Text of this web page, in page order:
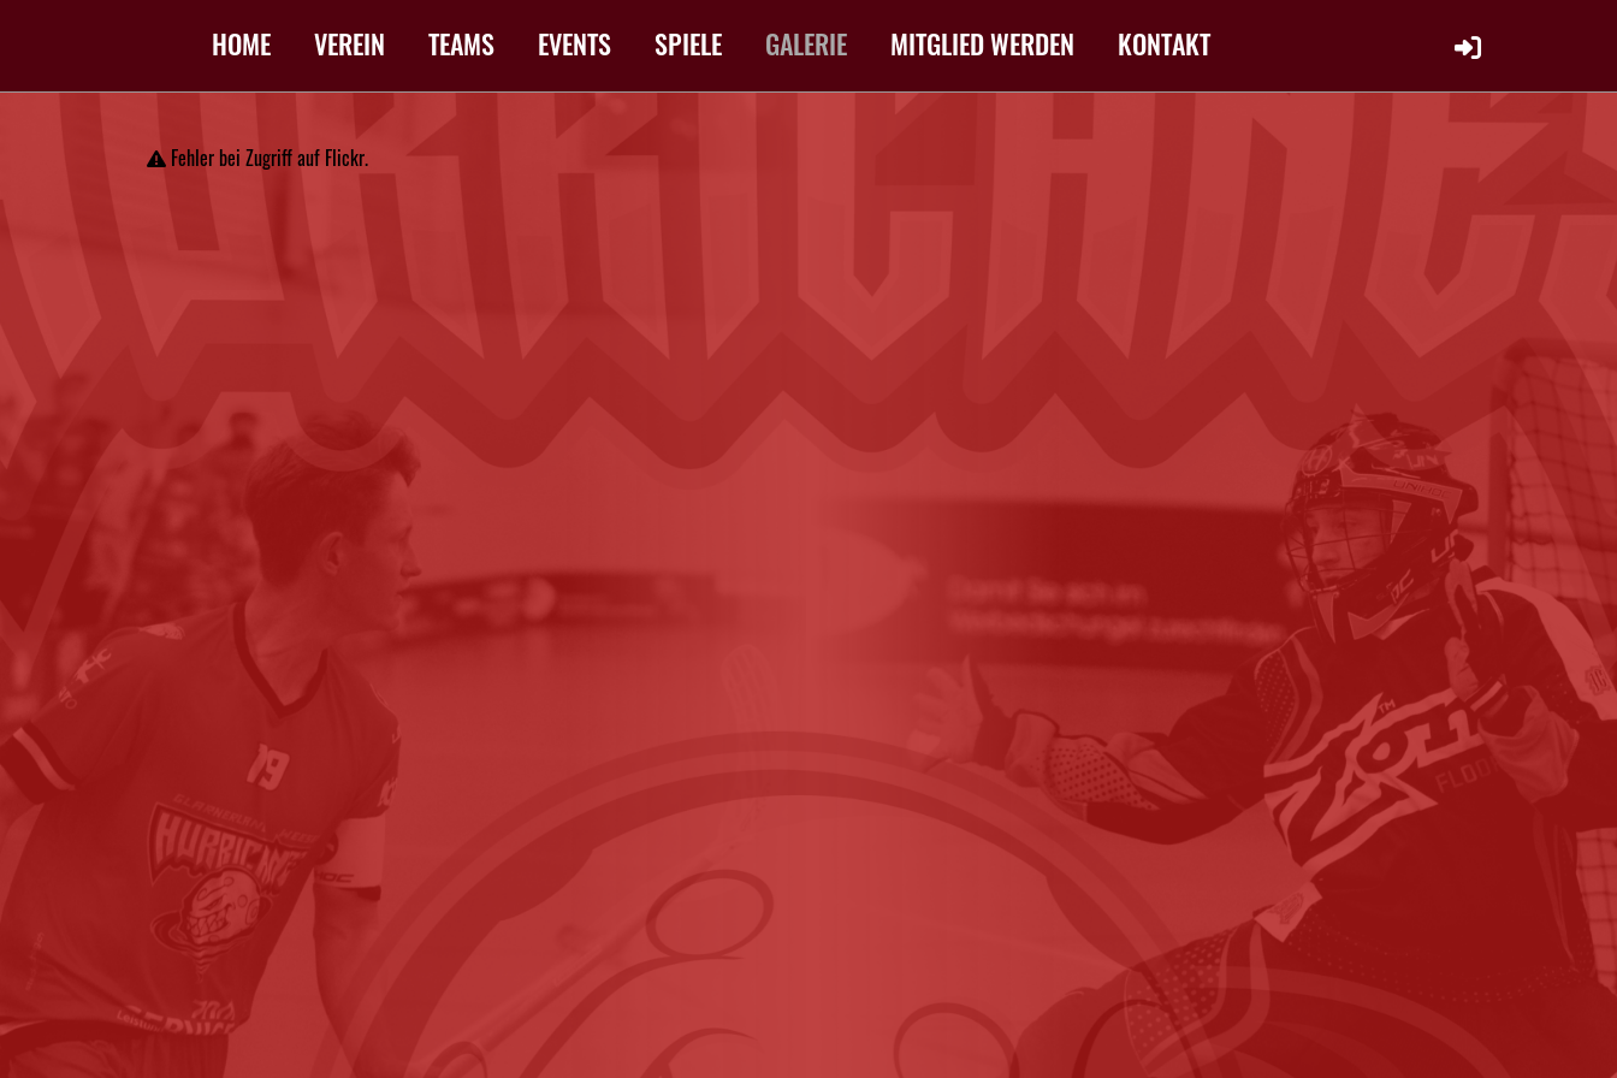
HOME VEREIN TEAMS EVENTS SPIELE GALERIE MITGLIED WERDEN KONTAKT
Fehler bei Zugriff auf Flickr.